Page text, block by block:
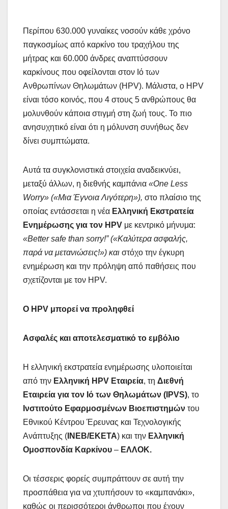
Περίπου 630.000 γυναίκες νοσούν κάθε χρόνο
παγκοσμίως από καρκίνο του τραχήλου της
μήτρας και 60.000 άνδρες αναπτύσσουν
καρκίνους που οφείλονται στον Ιό των
Ανθρωπίνων Θηλωμάτων (HPV). Μάλιστα, ο HPV
είναι τόσο κοινός, που 4 στους 5 ανθρώπους θα
μολυνθούν κάποια στιγμή στη ζωή τους. Το πιο
ανησυχητικό είναι ότι η μόλυνση συνήθως δεν
δίνει συμπτώματα.
Αυτά τα συγκλονιστικά στοιχεία αναδεικνύει,
μεταξύ άλλων, η διεθνής καμπάνια «One Less
Worry» («Μια Έγνοια Λιγότερη»), στο πλαίσιο της
οποίας εντάσσεται η νέα Ελληνική Εκστρατεία
Ενημέρωσης για τον HPV με κεντρικό μήνυμα:
«Better safe than sorry!” («Καλύτερα ασφαλής,
παρά να μετανιώσεις!») και στόχο την έγκυρη
ενημέρωση και την πρόληψη από παθήσεις που
σχετίζονται με τον HPV.
Ο HPV μπορεί να προληφθεί
Ασφαλές και αποτελεσματικό το εμβόλιο
Η ελληνική εκστρατεία ενημέρωσης υλοποιείται
από την Ελληνική HPV Εταιρεία, τη Διεθνή
Εταιρεία για τον Ιό των Θηλωμάτων ( IPVS), το
Ινστιτούτο Εφαρμοσμένων Βιοεπιστημών του
Εθνικού Κέντρου Έρευνας και Τεχνολογικής
Ανάπτυξης ( ΙΝΕΒ/ΕΚΕΤΑ) και την Ελληνική
Ομοσπονδία Καρκίνου – ΕΛΛΟΚ.
Οι τέσσερις φορείς συμπράττουν σε αυτή την
προσπάθεια για να χτυπήσουν το «καμπανάκι»,
καθώς οι περισσότεροι άνθρωποι που έχουν